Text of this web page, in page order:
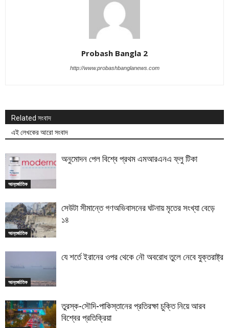
Probash Bangla 2
http://www.probashbanglanews.com
Related সংবাদ
এই লেখকের আরো সংবাদ
আন্তর্জাতিক
অনুমোদন পেল বিশ্বে প্রথম এমআরএনএ ফ্লু টিকা
আন্তর্জাতিক
সেউটা সীমান্তে গণঅভিবাসনের ঘটনায় মৃতের সংখ্যা বেড়ে
১৪
আন্তর্জাতিক
যে শর্তে ইরানের ওপর থেকে নৌ অবরোধ তুলে নেবে যুক্তরাষ্ট্র
তুরস্ক-সৌদি-পাকিস্তানের প্রতিরক্ষা চুক্তি নিয়ে আরব
বিশ্বের প্রতিক্রিয়া